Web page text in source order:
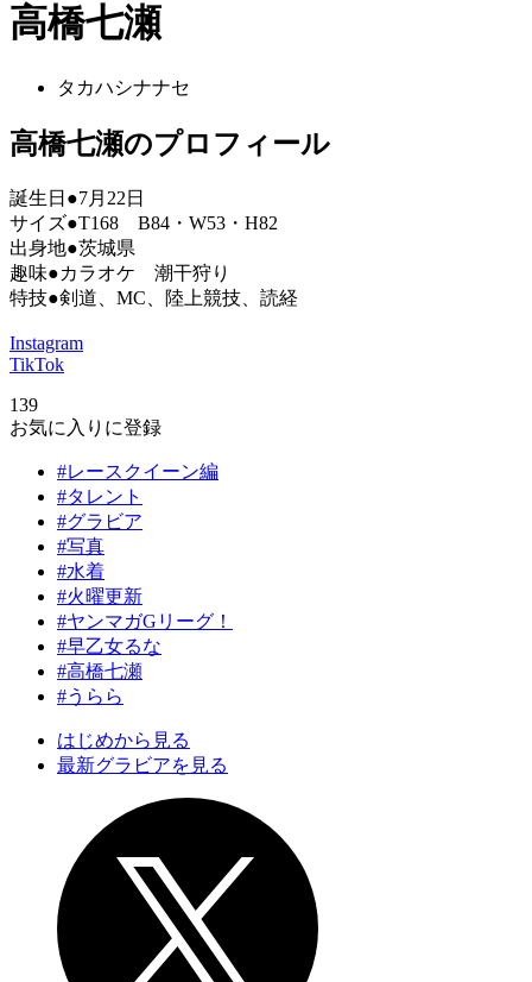
高橋七瀬
タカハシナナセ
高橋七瀬のプロフィール
誕生日●7月22日
サイズ●T168 B84・W53・H82
出身地●茨城県
趣味●カラオケ 潮干狩り
特技●剣道、MC、陸上競技、読経
Instagram
TikTok
139
お気に入りに登録
#レースクイーン編
#タレント
#グラビア
#写真
#水着
#火曜更新
#ヤンマガGリーグ！
#早乙女るな
#高橋七瀬
#うらら
はじめから見る
最新グラビアを見る